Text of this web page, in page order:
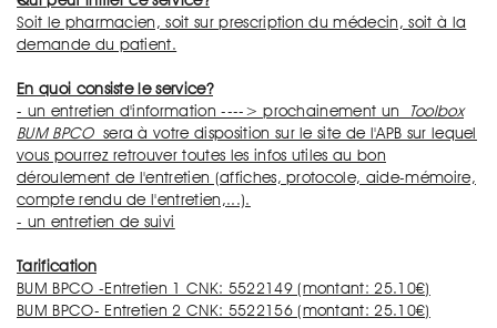
Soit le pharmacien, soit sur prescription du médecin, soit à la
demande du patient.
En quoi consiste le service?
- un entretien d'information ----> prochainement un
Toolbox
BUM BPCOsera à votre disposition sur le site de l'APB sur lequel
vous pourrez retrouver toutes les infos utiles au bon
déroulement de l'entretien (affiches, protocole, aide-mémoire,
compte rendu de l'entretien,...).
- un entretien de suivi
Tarification
BUM BPCO -Entretien 1 CNK: 5522149 (montant: 25.10€)
BUM BPCO- Entretien 2 CNK: 5522156 (montant: 25.10€)